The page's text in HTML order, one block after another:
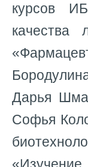
курсов
качества
Дарья
Софья